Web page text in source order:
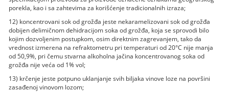
porekla, kao i sa zahtevima za korišćenje tradicionalnih izraza;
12) koncentrovani sok od grožđa jeste nekaramelizovani sok od grožđa
dobijen delimičnom dehidracijom soka od grožđa, koja se sprovodi bilo
kojim dozvoljenim postupkom, osim direktnim zagrevanjem, tako da
vrednost izmerena na refraktometru pri temperaturi od 20°C nije manja
od 50,9%, pri čemu stvarna alkoholna jačina koncentrovanog soka od
grožđa nije veća od 1% vol;
13) krčenje jeste potpuno uklanjanje svih biljaka vinove loze na površini
zasađenoj vinovom lozom;